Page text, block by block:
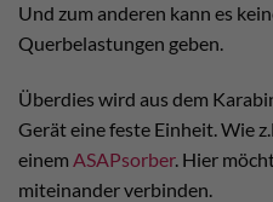
Und zum anderen kann es
Querbelastungen geben.
Überdies wird aus dem
Gerät eine feste Einheit. Wie
einem ASAPsorber. Hier
miteinander verbinden.